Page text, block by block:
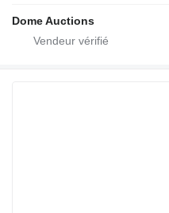
Dome Auctions